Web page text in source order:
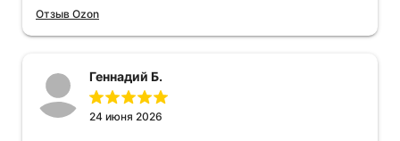
Отзыв Ozon
Геннадий Б.
24 июня 2026